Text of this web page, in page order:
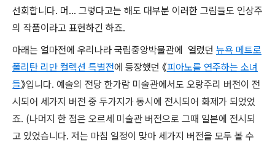
선회합니다. 머... 그렇다고는 해도 대부분 이러한 그림들도 인상주
의 작품이라고 표현하긴 하죠.
아래는 얼마전에 우리나라 국립중앙박물관에 열렸던 뉴욕 메트로
폴리탄 리만 컬렉션 특별전에 등장했던 《피아노를 연주하는 소녀
들》입니다. 예술의 전당 한가람 미술관에서도 오랑주리 버전이 전
시되어 세가지 버전 중 두가지가 동시에 전시되어 화제가 되었었
죠. (나머지 한 점은 오르세 미술관 버전으로 그때 일본에 전시되
고 있었습니다. 저는 마침 일정이 맞아 세가지 버전을 모두 볼 수